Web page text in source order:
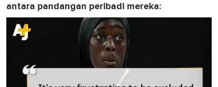
antara pandangan peribadi mereka: